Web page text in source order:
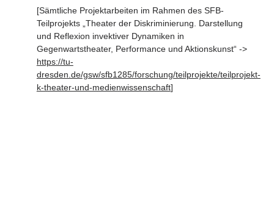
[Sämtliche Projektarbeiten im Rahmen des SFB-
Teilprojekts „Theater der Diskriminierung. Darstellung
und Reflexion invektiver Dynamiken in
Gegenwartstheater, Performance und Aktionskunst“->
https://tu-
dresden.de/gsw/sfb1285/forschung/teilprojekte/teilprojekt-
k-theater-und-medienwissenschaft]